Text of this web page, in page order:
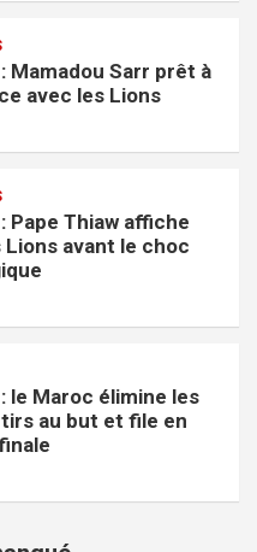
Mamadou Sarr prêt à
avec les Lions
Pape Thiaw affiche
Lions avant le choc
le Maroc élimine les
au but et file en